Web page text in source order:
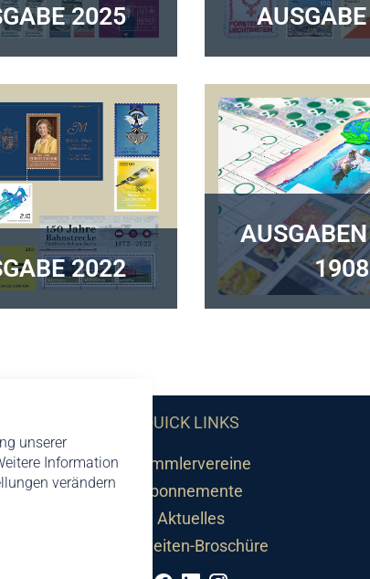
unserer
Information
verändern
2025
2022
1908
QUICK LINKS
Sammlervereine
Abonnemente
Aktuelles
Neuheiten-Broschüre